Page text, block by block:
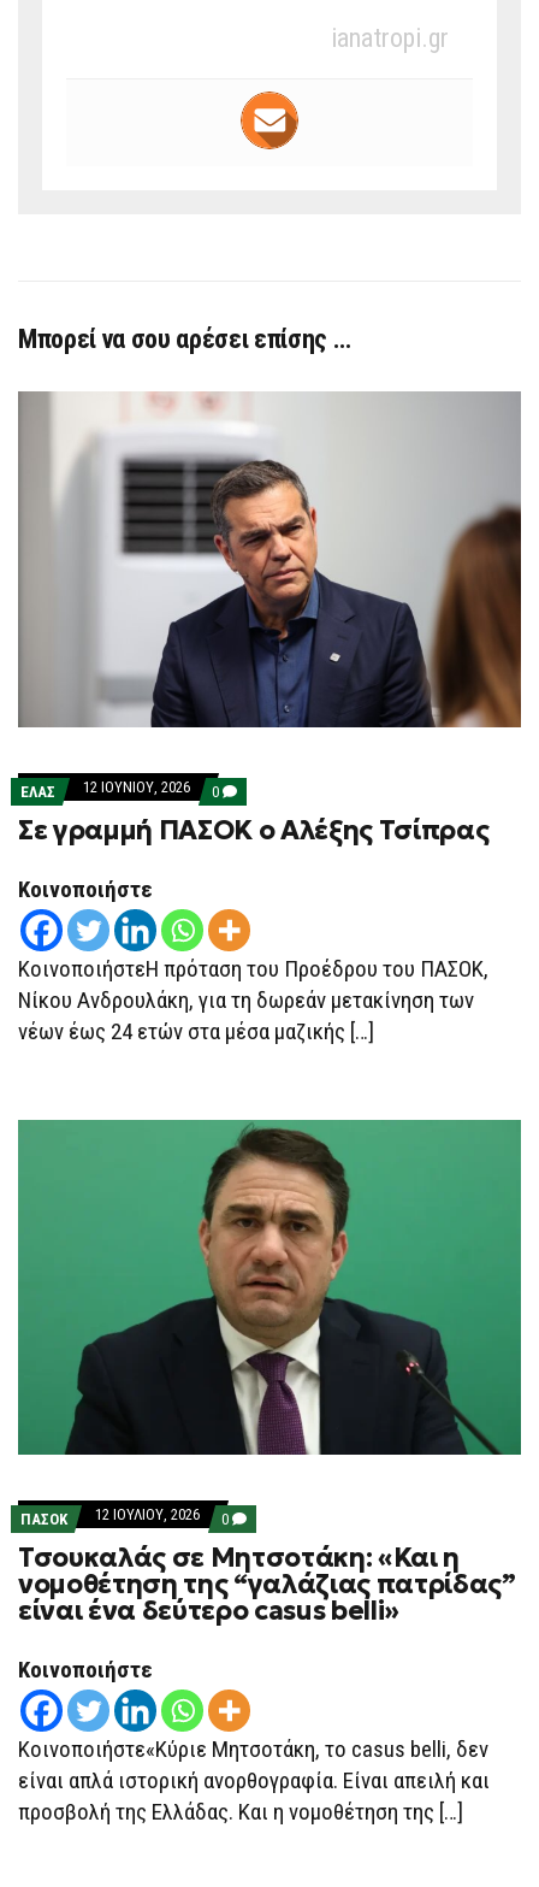
ianatropi.gr
Μπορεί να σου αρέσει επίσης …
ΕΛΑΣ 12 ΙΟΥΝΊΟΥ, 2026 0 COMMENTS
ON
ΣΕ
ΓΡΑΜΜΉ
ΤΣΊΠΡΑΣ
Σε γραμμή ΠΑΣΟΚ ο Αλέξης Τσίπρας
Κοινοποιήστε
ΚοινοποιήστεΗ πρόταση του Προέδρου του ΠΑΣΟΚ,
Νίκου Ανδρουλάκη, για τη δωρεάν μετακίνηση των
νέων έως 24 ετών στα μέσα μαζικής […]
ΠΑΣΟΚ 12 ΙΟΥΛΊΟΥ, 2026 0 COMMENTS
ON
ΤΣΟΥΚΑΛΆΣ
ΣΕ
ΜΗΤΣΟΤΆΚΗ:
«ΚΑΙ
ΠΑΤΡΊΔΑΣ”
ΕΊΝΑΙ
ΈΝΑ
ΔΕΎΤΕΡΟ
CASUS
BELLI»
Τσουκαλάς σε Μητσοτάκη: «Και η
νομοθέτηση της “γαλάζιας πατρίδας”
είναι ένα δεύτερο casus belli»
Κοινοποιήστε
Κοινοποιήστε«Κύριε Μητσοτάκη, το casus belli, δεν
είναι απλά ιστορική ανορθογραφία. Είναι απειλή και
προσβολή της Ελλάδας. Και η νομοθέτηση της […]